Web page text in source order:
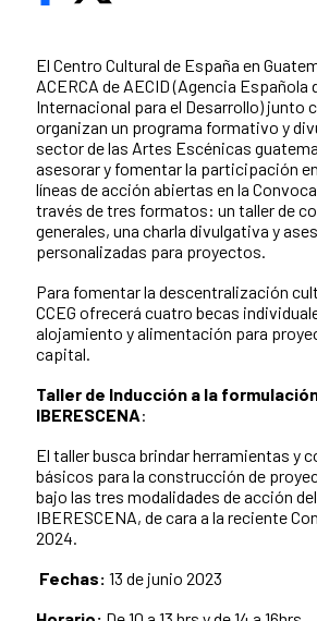
El Centro Cultural de España en
ACERCA de AECID (Agencia Española
Internacional para el Desarrollo) junto
organizan un programa formativo y
sector de las Artes Escénicas
asesorar y fomentar la participación
líneas de acción abiertas en la
través de tres formatos: un taller de
generales, una charla divulgativa y
personalizadas para proyectos.
Para fomentar la descentralización
CCEG ofrecerá cuatro becas
alojamiento y alimentación para
capital.
Taller de Inducción a la
IBERESCENA:
El taller busca brindar herramientas y
básicos para la construcción de
bajo las tres modalidades de acción
IBERESCENA, de cara a la reciente
2024.
Fechas: 13 de junio 2023